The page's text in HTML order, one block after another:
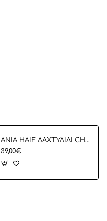
ANIA HAIE ΔΑΧΤΥΛΙΔΙ CHAIN ADJUSTABLE R004-01H
39,00€